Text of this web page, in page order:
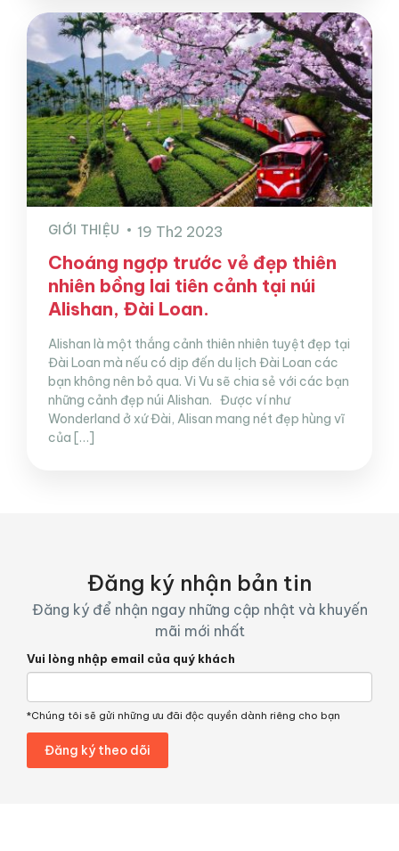
GIỚI THIỆU 19 Th2 2023
Choáng ngợp trước vẻ đẹp thiên
nhiên bồng lai tiên cảnh tại núi
Alishan, Đài Loan.
Alishan là một thắng cảnh thiên nhiên tuyệt đẹp tại
Đài Loan mà nếu có dịp đến du lịch Đài Loan các
bạn không nên bỏ qua. Vi Vu sẽ chia sẻ với các bạn
những cảnh đẹp núi Alishan. Được ví như
Wonderland ở xứ Đài, Alisan mang nét đẹp hùng vĩ
của […]
Đăng ký nhận bản tin
Đăng ký để nhận ngay những cập nhật và khuyến
mãi mới nhất
Vui lòng nhập email của quý khách
*Chúng tôi sẽ gửi những ưu đãi độc quyền dành riêng cho bạn